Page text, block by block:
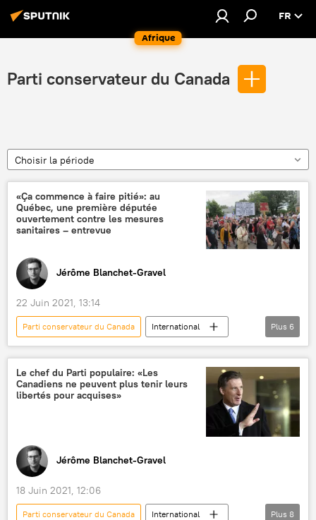
Afrique
FR
Parti conservateur du Сanada
Choisir la période
«Ça commence à faire pitié»: au
Québec, une première députée
ouvertement contre les mesures
sanitaires – entrevue
Jérôme Blanchet-Gravel
22 Juin 2021, 13:14
Parti conservateur du Сanada
International
Actualités
Québec
Covid-19
députés
Coalition Avenir Québec (CAQ)
Canada
Plus 6
Le chef du Parti populaire: «Les
Canadiens ne peuvent plus tenir leurs
libertés pour acquises»
Jérôme Blanchet-Gravel
18 Juin 2021, 12:06
Parti conservateur du Сanada
International
Plus 8